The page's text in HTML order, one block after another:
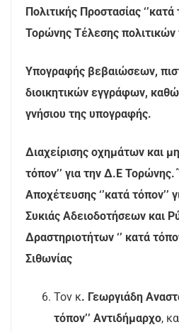
Πολιτικής Προστασίας ‘’κατά
Τορώνης Τέλεσης
Υπογραφής βεβαιώσεων,
διοικητικών εγγράφων,
γνήσιου της υπογραφής.
Διαχείρισης οχημάτων και
τόπον’’ για την Δ.Ε
Αποχέτευσης ‘’κατά τόπον’’
Συκιάς Αδειοδοτήσεων και
Δραστηριοτήτων ‘’ κατά
Σιθωνίας
Τον κ. Γεωργιάδη
τόπον’’ Αντιδήμαρχο,